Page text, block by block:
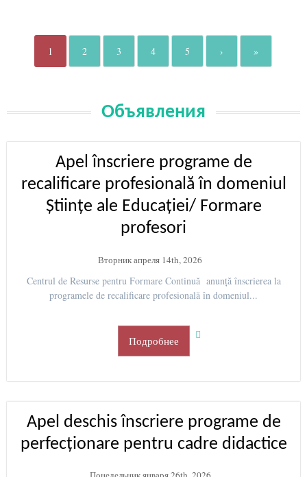
1 2 3 4 5 › »
Объявления
Apel înscriere programe de
recalificare profesională în domeniul
Științe ale Educației/ Formare
profesori
Вторник апреля 14th, 2026
Centrul de Resurse pentru Formare Continuă anunță înscrierea la
programele de recalificare profesională în domeniul...
Подробнее
Apel deschis înscriere programe de
perfecționare pentru cadre didactice